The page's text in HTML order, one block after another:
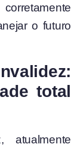
o futuro
total
atualmente